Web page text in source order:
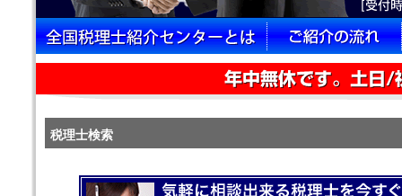
税理士検索